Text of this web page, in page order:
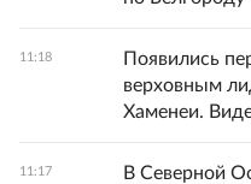
11:18
Появились
верховным
Хаменеи.
11:17
В Северной